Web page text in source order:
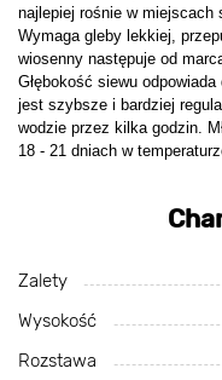
najlepiej rośnie w miejscach
Wymaga gleby lekkiej,
wiosenny następuje od
Głębokość siewu
jest szybsze i bardziej
wodzie przez kilka godzin.
18 - 21 dniach w
Zalety
Wysokość
Rozstawa